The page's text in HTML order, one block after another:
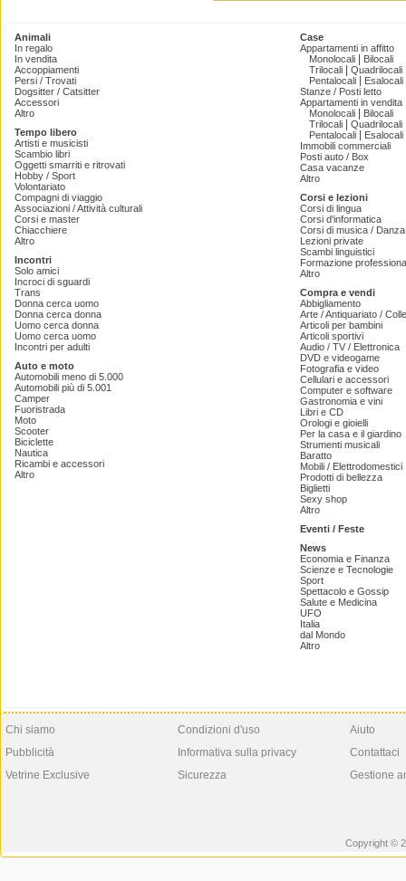
Animali
In regalo
In vendita
Accoppiamenti
Persi / Trovati
Dogsitter / Catsitter
Accessori
Altro
Tempo libero
Artisti e musicisti
Scambio libri
Oggetti smarriti e ritrovati
Hobby / Sport
Volontariato
Compagni di viaggio
Associazioni / Attività culturali
Corsi e master
Chiacchiere
Altro
Incontri
Solo amici
Incroci di sguardi
Trans
Donna cerca uomo
Donna cerca donna
Uomo cerca donna
Uomo cerca uomo
Incontri per adulti
Auto e moto
Automobili meno di 5.000
Automobili più di 5.001
Camper
Fuoristrada
Moto
Scooter
Biciclette
Nautica
Ricambi e accessori
Altro
Case
Appartamenti in affitto
Monolocali
Bilocali
Trilocali
Quadrilocali
Pentalocali
Esalocali
Stanze / Posti letto
Appartamenti in vendita
Monolocali
Bilocali
Trilocali
Quadrilocali
Pentalocali
Esalocali
Immobili commerciali
Posti auto / Box
Casa vacanze
Altro
Corsi e lezioni
Corsi di lingua
Corsi d'informatica
Corsi di musica /
Lezioni private
Scambi linguistici
Formazione
Altro
Compra e vendi
Abbigliamento
Arte / Antiquariato /
Articoli per bambini
Articoli sportivi
Audio / TV / Elettronica
DVD e videogame
Fotografia e video
Cellulari e accessori
Computer e software
Gastronomia e vini
Libri e CD
Orologi e gioielli
Per la casa e il giardino
Strumenti musicali
Baratto
Mobili / Elettrodomestici
Prodotti di bellezza
Biglietti
Sexy shop
Altro
Eventi / Feste
News
Economia e Finanza
Scienze e Tecnologie
Sport
Spettacolo e Gossip
Salute e Medicina
UFO
Italia
dal Mondo
Altro
Chi siamo
Pubblicità
Vetrine Exclusive
Condizioni d'uso
Informativa sulla privacy
Sicurezza
Aiuto
Contattaci
Gestione
Copyright ©